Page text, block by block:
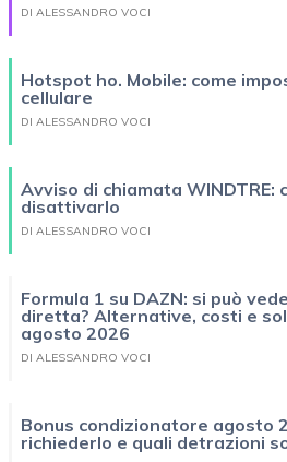
DI ALESSANDRO VOCI
Hotspot ho. Mobile: come
cellulare
DI ALESSANDRO VOCI
Avviso di chiamata WINDTRE:
disattivarlo
DI ALESSANDRO VOCI
Formula 1 su DAZN: si può
diretta? Alternative, costi e
agosto 2026
DI ALESSANDRO VOCI
Bonus condizionatore agosto
richiederlo e quali detrazioni